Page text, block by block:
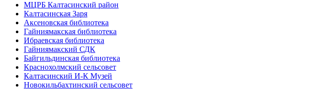
МЦРБ Калтасинский район
Калтасинская Заря
Аксеновская библиотека
Гайниямакская библиотека
Ибраевская библиотека
Гайниямакский СДК
Байгильдинская библиотека
Краснохолмский сельсовет
Калтасинский И-К Музей
Новокильбахтинский сельсовет